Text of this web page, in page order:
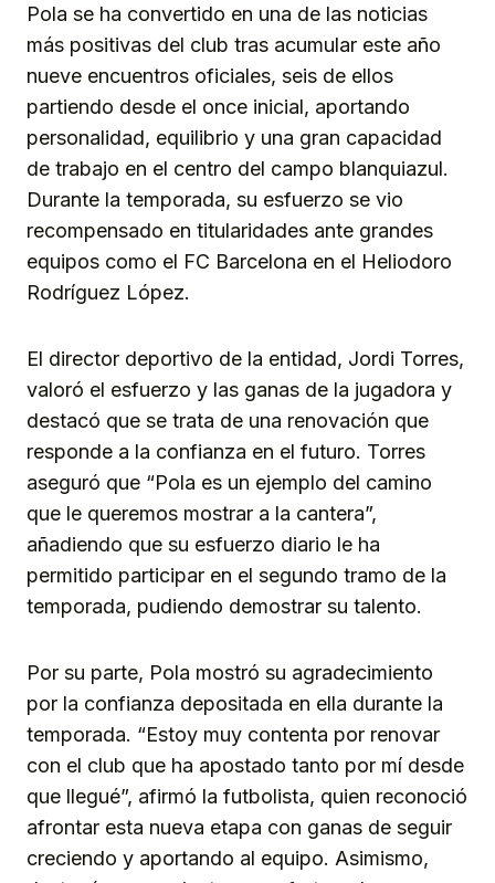
Pola se ha convertido en una de las noticias
más positivas del club tras acumular este año
nueve encuentros oficiales, seis de ellos
partiendo desde el once inicial, aportando
personalidad, equilibrio y una gran capacidad
de trabajo en el centro del campo blanquiazul.
Durante la temporada, su esfuerzo se vio
recompensado en titularidades ante grandes
equipos como el FC Barcelona en el Heliodoro
Rodríguez López.
El director deportivo de la entidad, Jordi Torres,
valoró el esfuerzo y las ganas de la jugadora y
destacó que se trata de una renovación que
responde a la confianza en el futuro. Torres
aseguró que “Pola es un ejemplo del camino
que le queremos mostrar a la cantera”,
añadiendo que su esfuerzo diario le ha
permitido participar en el segundo tramo de la
temporada, pudiendo demostrar su talento.
Por su parte, Pola mostró su agradecimiento
por la confianza depositada en ella durante la
temporada. “Estoy muy contenta por renovar
con el club que ha apostado tanto por mí desde
que llegué”, afirmó la futbolista, quien reconoció
afrontar esta nueva etapa con ganas de seguir
creciendo y aportando al equipo. Asimismo,